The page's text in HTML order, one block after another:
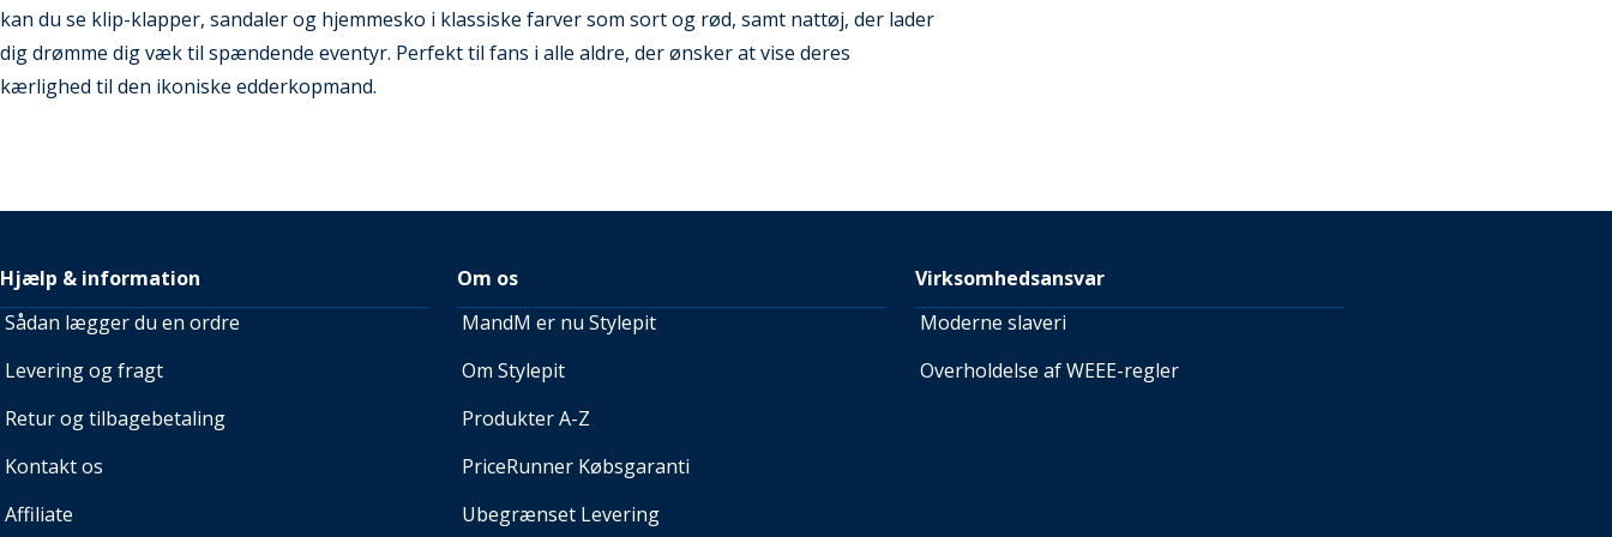
kan du se klip-klapper, sandaler og hjemmesko i klassiske farver som sort og rød, samt nattøj, der lader
dig drømme dig væk til spændende eventyr. Perfekt til fans i alle aldre, der ønsker at vise deres
kærlighed til den ikoniske edderkopmand.
Hjælp & information
Sådan lægger du en ordre
Levering og fragt
Retur og tilbagebetaling
Kontakt os
Affiliate
Om os
MandM er nu Stylepit
Om Stylepit
Produkter A-Z
PriceRunner Købsgaranti
Ubegrænset Levering
Virksomhedsansvar
Moderne slaveri
Overholdelse af WEEE-regler